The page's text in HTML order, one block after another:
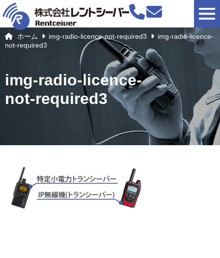
ホーム img-radio-licence-not-required3
img-radio-licence-
not-required3
img-radio-licence-
not-required3